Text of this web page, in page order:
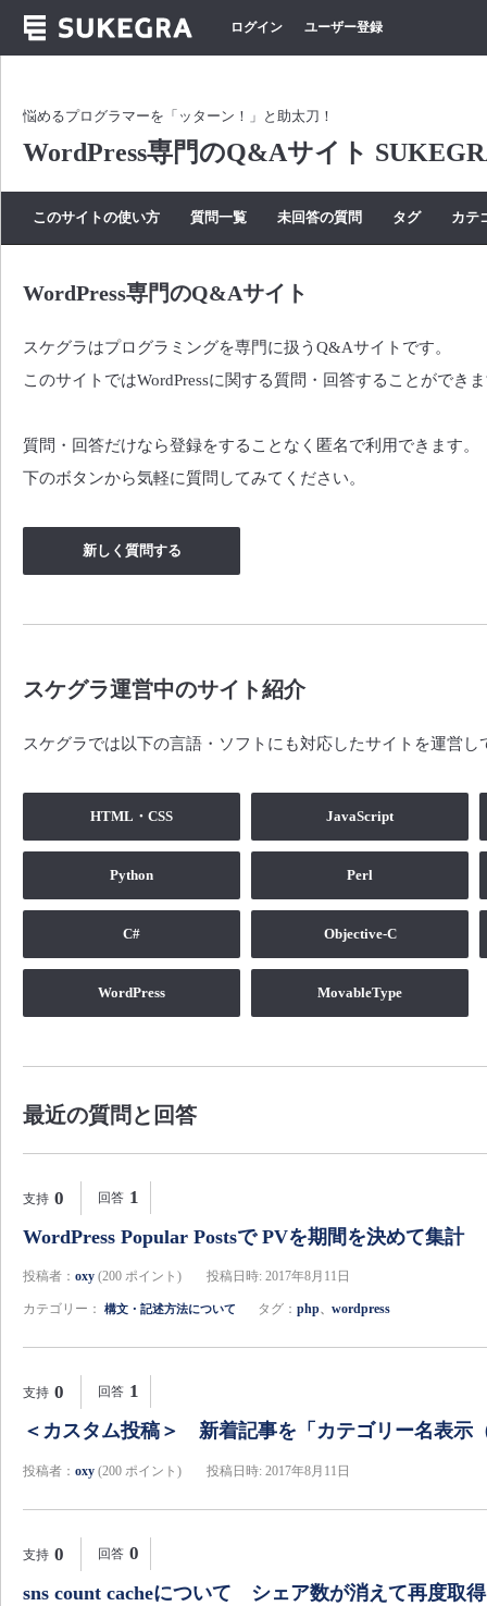
ログイン ユーザー登録
悩めるプログラマーを「ッターン！」と助太刀！
WordPress専門のQ&Aサイト
このサイトの使い方 質問一覧 未回答の質問 タグ カテ
WordPress専門のQ&Aサイト
スケグラはプログラミングを専門に扱うQ&Aサイトです。
このサイトではWordPressに関する質問・回答することができ
質問・回答だけなら登録をすることなく匿名で利用できます。
下のボタンから気軽に質問してみてください。
新しく質問する
スケグラ運営中のサイト紹介
スケグラでは以下の言語・ソフトにも対応したサイトを運営し
HTML・CSS JavaScript
Python Perl
C# Objective-C
WordPress MovableType
最近の質問と回答
0
支持 1
回答
WordPress Popular Postsで PVを期間を決めて集計
投稿者： oxy (200 ポイント) 投稿日時: 2017年8月11日
カテゴリー： 構文・記述方法について タグ： php、 wordpress
0
支持 1
回答
＜カスタム投稿＞ 新着記事を「カテゴリー名表示
投稿者： oxy (200 ポイント) 投稿日時: 2017年8月11日
0
支持 0
回答
sns count cacheについて シェア数が消えて再度取